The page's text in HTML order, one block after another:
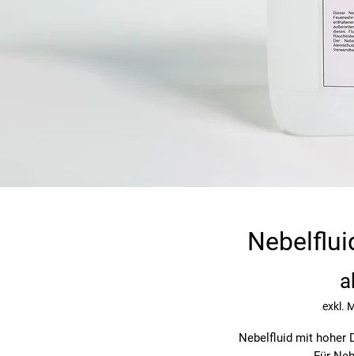
exkl.
Nebelfluid mit hoher